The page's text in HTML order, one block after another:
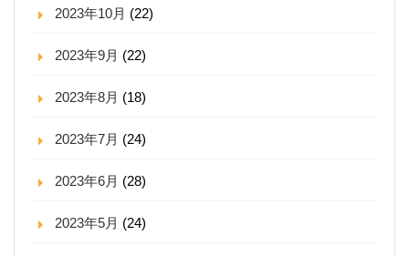
2023年10月 (22)
2023年9月 (22)
2023年8月 (18)
2023年7月 (24)
2023年6月 (28)
2023年5月 (24)